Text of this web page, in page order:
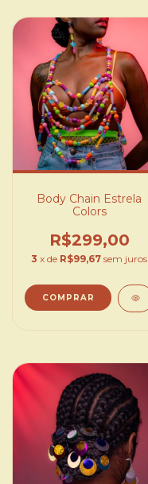
Body Chain Estrela
Colors
R$299,00
3 x de R$99,67 sem juros
COMPRAR